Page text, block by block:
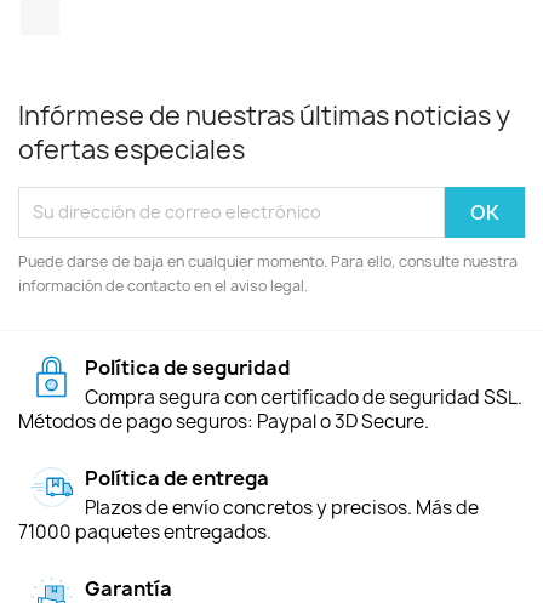
Infórmese de nuestras últimas noticias y
ofertas especiales
Puede darse de baja en cualquier momento. Para ello, consulte nuestra
información de contacto en el aviso legal.
Política de seguridad
Compra segura con certificado de seguridad SSL.
Métodos de pago seguros: Paypal o 3D Secure.
Política de entrega
Plazos de envío concretos y precisos. Más de
71000 paquetes entregados.
Garantía